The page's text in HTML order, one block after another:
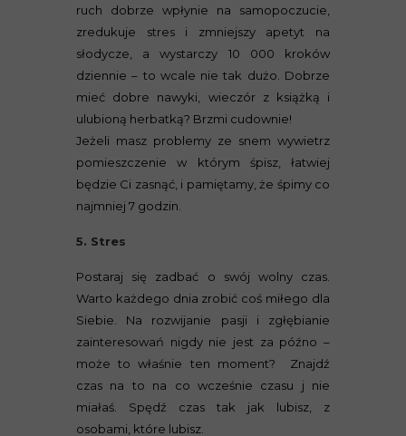
ruch dobrze wpłynie na samopoczucie,
zredukuje stres i zmniejszy apetyt na
słodycze, a wystarczy 10 000 kroków
dziennie – to wcale nie tak dużo. Dobrze
mieć dobre nawyki, wieczór z książką i
ulubioną herbatką? Brzmi cudownie!
Jeżeli masz problemy ze snem wywietrz
pomieszczenie w którym śpisz, łatwiej
będzie Ci zasnąć, i pamiętamy, że śpimy co
najmniej 7 godzin.
5. Stres
Postaraj się zadbać o swój wolny czas.
Warto każdego dnia zrobić coś miłego dla
Siebie. Na rozwijanie pasji i zgłębianie
zainteresowań nigdy nie jest za późno –
może to właśnie ten moment? Znajdź
czas na to na co wcześnie czasu j nie
miałaś. Spędź czas tak jak lubisz, z
osobami, które lubisz.
Oczyszczanie wodorowe